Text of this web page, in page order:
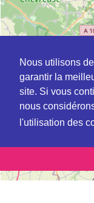
Nous utilisons
garantir la
site. Si vous
nous
l'utilisation des